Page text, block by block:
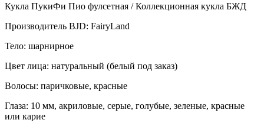
Кукла ПукиФи Пио фулсетная / Коллекционная кукла БЖД
Производитель BJD: FairyLand
Тело: шарнирное
Цвет лица: натуральный (белый под заказ)
Волосы: паричковые, красные
Глаза: 10 мм, акриловые, серые, голубые, зеленые, красные
или карие